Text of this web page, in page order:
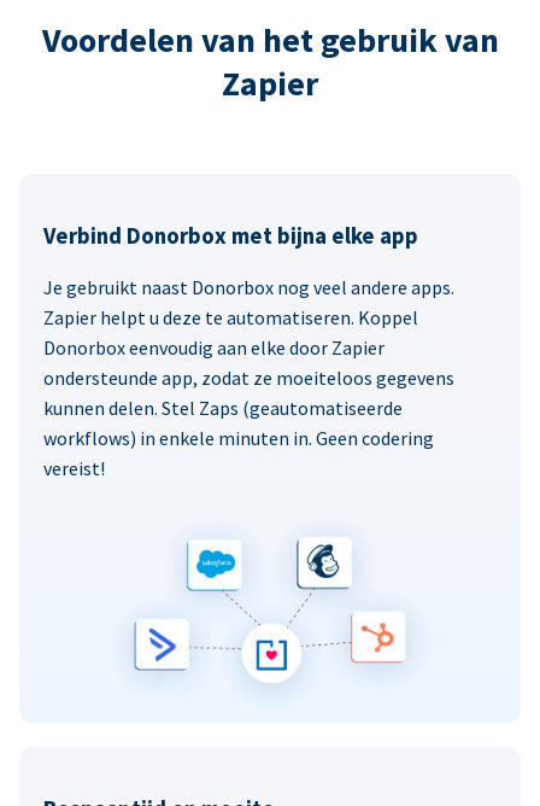
Voordelen van het gebruik van
Zapier
Verbind Donorbox met bijna elke app
Je gebruikt naast Donorbox nog veel andere apps.
Zapier helpt u deze te automatiseren. Koppel
Donorbox eenvoudig aan elke door Zapier
ondersteunde app, zodat ze moeiteloos gegevens
kunnen delen. Stel Zaps (geautomatiseerde
workflows) in enkele minuten in. Geen codering
vereist!